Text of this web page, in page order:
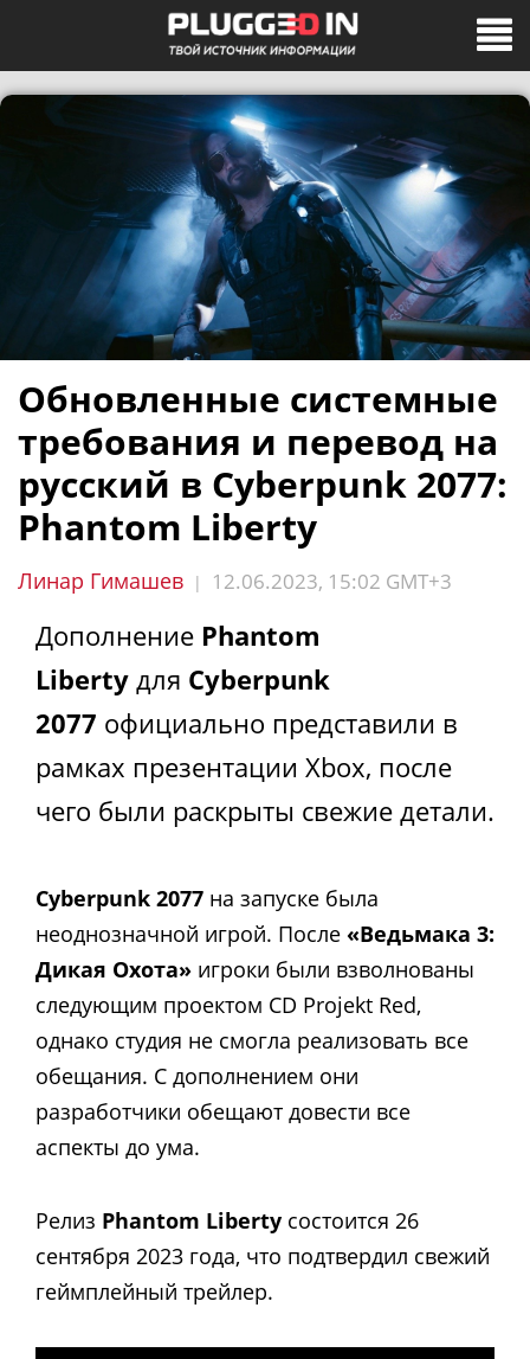
Обновленные системные
требования и перевод на
русский в Cyberpunk 2077:
Phantom Liberty
Линар Гимашев | 12.06.2023, 15:02 GMT+3
Дополнение Phantom
Liberty для Cyberpunk
2077 официально представили в
рамках презентации Xbox, после
чего были раскрыты свежие детали.
Cyberpunk 2077 на запуске была
неоднозначной игрой. После «Ведьмака 3:
Дикая Охота» игроки были взволнованы
следующим проектом CD Projekt Red,
однако студия не смогла реализовать все
обещания. С дополнением они
разработчики обещают довести все
аспекты до ума.
Релиз Phantom Liberty состоится 26
сентября 2023 года, что подтвердил свежий
геймплейный трейлер.